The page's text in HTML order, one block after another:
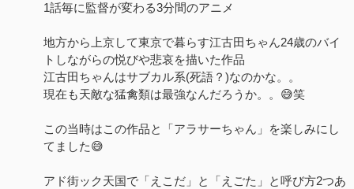
1話毎に監督が変わる3分間のアニメ
地方から上京して東京で暮らす江古田ちゃん24歳のバイ
トしながらの悦びや悲哀を描いた作品
江古田ちゃんはサブカル系(死語？)なのかな。。
現在も天敵な猛禽類は最強なんだろうか。。😅笑
この当時はこの作品と「アラサーちゃん」を楽しみにし
てました😅
アド街ック天国で「えこだ」と「えごた」と呼び方2つあ